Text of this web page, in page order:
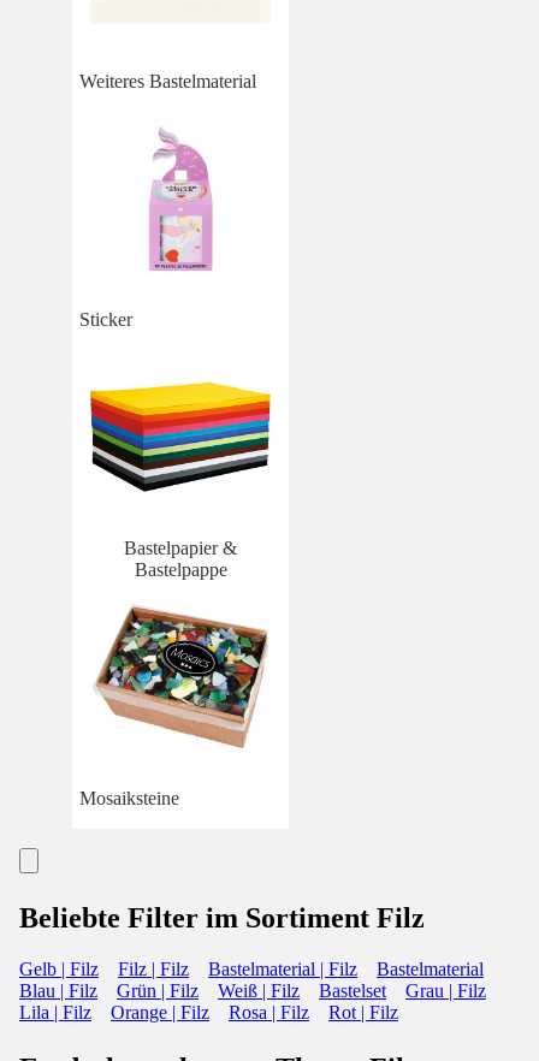
Weiteres Bastelmaterial
Sticker
Bastelpapier &
Bastelpappe
Mosaiksteine
Beliebte Filter im Sortiment Filz
Gelb | Filz Filz | Filz Bastelmaterial | Filz
Bastelmaterial
Blau | Filz
Grün | Filz Weiß | Filz Bastelset
Grau | Filz
Lila | Filz
Orange | Filz Rosa | Filz Rot | Filz